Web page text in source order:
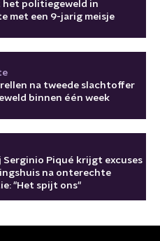
het politiegeweld in
met een 9-jarig meisje
na tweede slachtoffer
binnen één week
Serginio Piqué krijgt excuses
na onterechte
"Het spijt ons"